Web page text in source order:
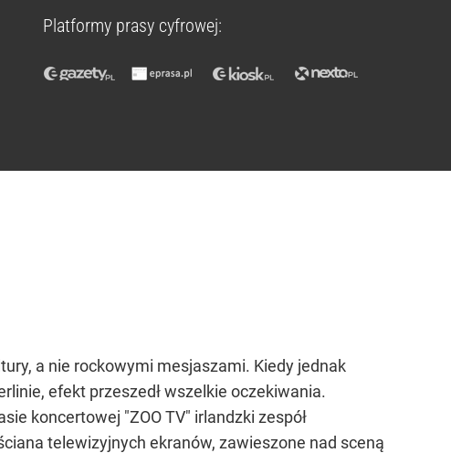
Platformy prasy cyfrowej:
a nie rockowymi mesjaszami. Kiedy jednak
efekt przeszedł wszelkie oczekiwania.
koncertowej "ZOO TV" irlandzki zespół
telewizyjnych ekranów, zawieszone nad sceną